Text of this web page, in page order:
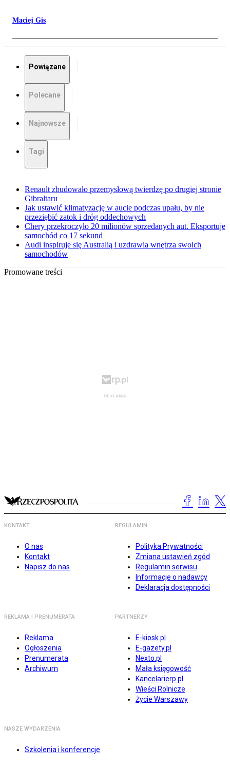
Maciej Gis
Powiązane
Polecane
Najnowsze
Tagi
Renault zbudowało przemysłową twierdzę po drugiej stronie
Gibraltaru
Jak ustawić klimatyzację w aucie podczas upału, by nie
przeziębić zatok i dróg oddechowych
Chery przekroczyło 20 milionów sprzedanych aut. Eksportuje
samochód co 17 sekund
Audi inspiruje się Australią i uzdrawia wnętrza swoich
samochodów
Promowane treści
KONTAKT
O nas
Kontakt
Napisz do nas
REGULAMIN
Polityka Prywatności
Zmiana ustawień zgód
Regulamin serwisu
Informacje o nadawcy
Deklaracja dostępności
REKLAMA I PRENUMERATA
Reklama
Ogłoszenia
Prenumerata
Archiwum
PARTNERZY
E-kiosk.pl
E-gazety.pl
Nexto.pl
Mała księgowość
Kancelarierp.pl
Wieści Rolnicze
Życie Warszawy
NASZE WYDARZENIA
Szkolenia i konferencje